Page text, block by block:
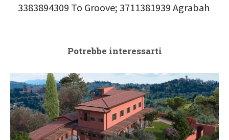
3383894309 To Groove; 3711381939 Agrabah
Potrebbe interessarti